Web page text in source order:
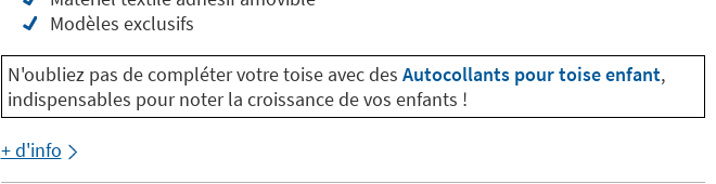
Modèles exclusifs
N'oubliez pas de compléter votre toise avec des Autocollants pour toise enfant,
indispensables pour noter la croissance de vos enfants !
+ d'info